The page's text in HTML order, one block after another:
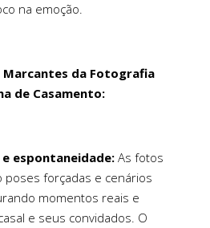
na emoção.
da Fotografia
de Casamento:
espontaneidade: As fotos
poses forçadas e cenários
momentos reais e
e seus convidados. O